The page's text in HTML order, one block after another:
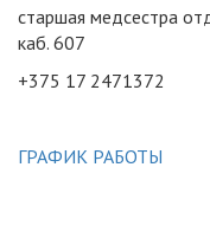
старшая медсестра
каб. 607
+375 17 2471372
ГРАФИК РАБОТЫ